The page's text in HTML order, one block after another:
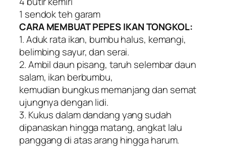
1 sendok teh garam
CARA MEMBUAT PEPES IKAN TONGKOL:
1. Aduk rata ikan, bumbu halus, kemangi,
belimbing sayur, dan serai.
2. Ambil daun pisang, taruh selembar daun
salam, ikan berbumbu,
kemudian bungkus memanjang dan semat
ujungnya dengan lidi.
3. Kukus dalam dandang yang sudah
dipanaskan hingga matang, angkat lalu
panggang di atas arang hingga harum.